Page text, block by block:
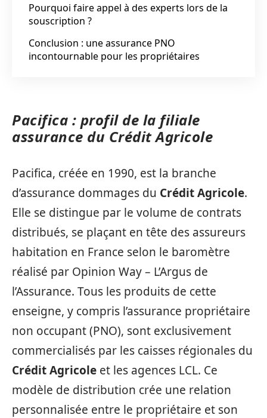
Pourquoi faire appel à des experts lors de la
souscription ?
Conclusion : une assurance PNO
incontournable pour les propriétaires
Pacifica : profil de la filiale
assurance du Crédit Agricole
Pacifica, créée en 1990, est la branche
d’assurance dommages du Crédit Agricole.
Elle se distingue par le volume de contrats
distribués, se plaçant en tête des assureurs
habitation en France selon le baromètre
réalisé par Opinion Way – L’Argus de
l’Assurance. Tous les produits de cette
enseigne, y compris l’assurance propriétaire
non occupant (PNO), sont exclusivement
commercialisés par les caisses régionales du
Crédit Agricole et les agences LCL. Ce
modèle de distribution crée une relation
personnalisée entre le propriétaire et son